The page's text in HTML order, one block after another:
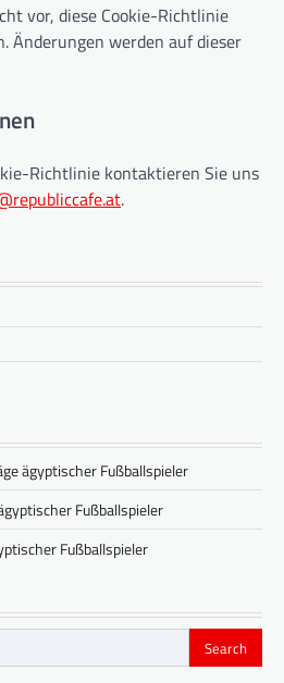
vor, diese Cookie-Richtlinie
Änderungen werden auf dieser
Richtlinie kontaktieren Sie uns
.
ägyptischer Fußballspieler
Fußballspieler
Fußballspieler